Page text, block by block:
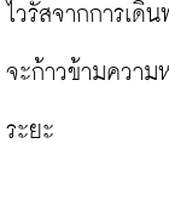
ไวรัสจากการเ
จะก้าวข้ามความ
ระยะ